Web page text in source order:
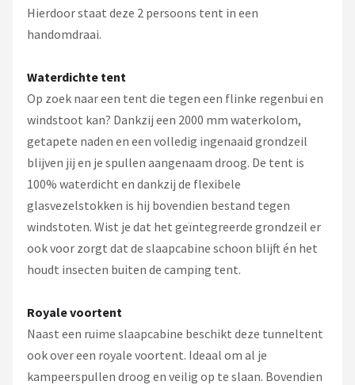
Hierdoor staat deze 2 persoons tent in een
handomdraai.
Waterdichte tent
Op zoek naar een tent die tegen een flinke regenbui en
windstoot kan? Dankzij een 2000 mm waterkolom,
getapete naden en een volledig ingenaaid grondzeil
blijven jij en je spullen aangenaam droog. De tent is
100% waterdicht en dankzij de flexibele
glasvezelstokken is hij bovendien bestand tegen
windstoten. Wist je dat het geïntegreerde grondzeil er
ook voor zorgt dat de slaapcabine schoon blijft én het
houdt insecten buiten de camping tent.
Royale voortent
Naast een ruime slaapcabine beschikt deze tunneltent
ook over een royale voortent. Ideaal om al je
kampeerspullen droog en veilig op te slaan. Bovendien